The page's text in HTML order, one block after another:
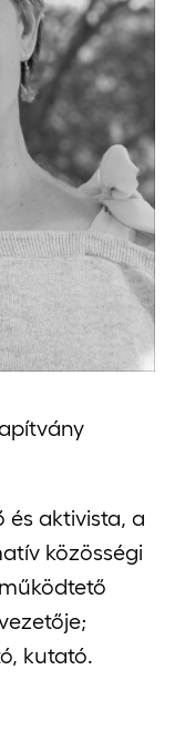
és aktivista, a
közösségi
kutató.